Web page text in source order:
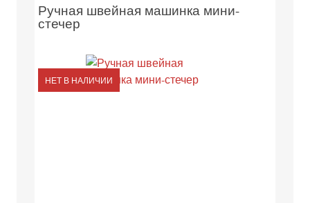
Ручная швейная машинка мини-
стечер
НЕТ В НАЛИЧИИ